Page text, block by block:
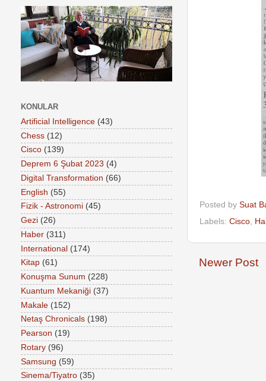
Posted by Suat
Labels: Cisco
Newer Post
KONULAR
Artificial Intelligence (43)
Chess (12)
Cisco (139)
Deprem 6 Şubat 2023 (4)
Digital Transformation (66)
English (55)
Fizik - Astronomi (45)
Gezi (26)
Haber (311)
International (174)
Kitap (61)
Konuşma Sunum (228)
Kuantum Mekaniği (37)
Makale (152)
Netaş Chronicals (198)
Pearson (19)
Rotary (96)
Samsung (59)
Sinema/Tiyatro (35)